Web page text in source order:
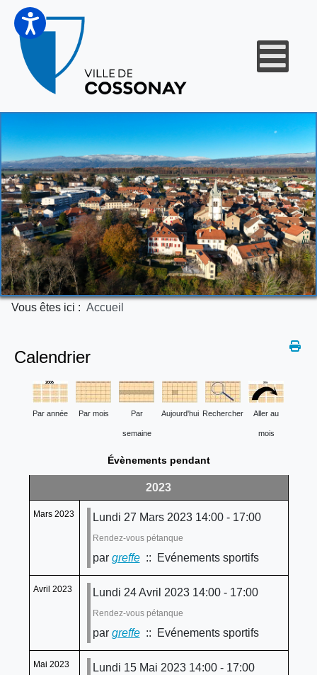
Vous êtes ici : Accueil
Calendrier
Par année Par mois Par
semaine
Aujourd'hui Rechercher Aller au
mois
Évènements pendant
2023
Mars 2023 Lundi 27 Mars 2023 14:00 - 17:00
Rendez-vous pétanque
par greffe:: Evénements sportifs
Avril 2023 Lundi 24 Avril 2023 14:00 - 17:00
Rendez-vous pétanque
par greffe:: Evénements sportifs
Mai 2023 Lundi 15 Mai 2023 14:00 - 17:00